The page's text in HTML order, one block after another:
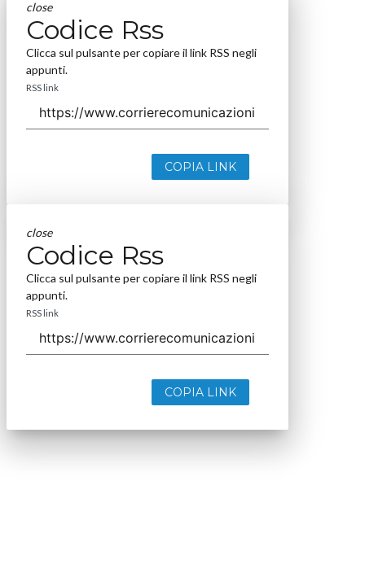
close
Codice Rss
Clicca sul pulsante per copiare il link RSS negli
appunti.
RSS link
COPIA LINK
close
Codice Rss
Clicca sul pulsante per copiare il link RSS negli
appunti.
RSS link
COPIA LINK